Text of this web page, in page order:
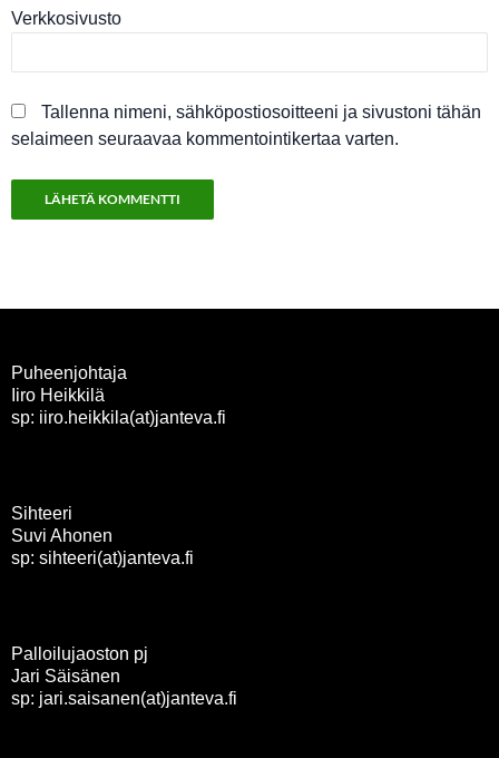
Verkkosivusto
Tallenna nimeni, sähköpostiosoitteeni ja sivustoni tähän
selaimeen seuraavaa kommentointikertaa varten.
Puheenjohtaja
Iiro Heikkilä
sp: iiro.heikkila(at)janteva.fi
Sihteeri
Suvi Ahonen
sp: sihteeri(at)janteva.fi
Palloilujaoston pj
Jari Säisänen
sp: jari.saisanen(at)janteva.fi